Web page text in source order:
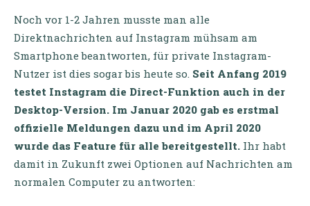
Noch vor 1-2 Jahren musste man alle
Direktnachrichten auf Instagram mühsam am
Smartphone beantworten, für private Instagram-
Nutzer ist dies sogar bis heute so. Seit Anfang 2019
testet Instagram die Direct-Funktion auch in der
Desktop-Version. Im Januar 2020 gab es erstmal
offizielle Meldungen dazu und im April 2020
wurde das Feature für alle bereitgestellt. Ihr habt
damit in Zukunft zwei Optionen auf Nachrichten am
normalen Computer zu antworten: